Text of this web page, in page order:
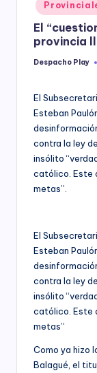
y
in
El
provincia
Posted
Despacho Play
El
Esteban
contra la ley
insólito
católico. Este
metas”.
El
Esteban
contra la ley
insólito
católico. Este
metas”
Como ya hizo
Balagué, el